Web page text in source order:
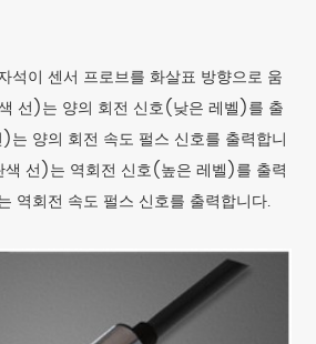
석이 센서 프로브를 화살표 방향으로 움
선)는 양의 회전 신호(낮은 레벨)를 출
양의 회전 속도 펄스 신호를 출력합니
색 선)는 역회전 신호(높은 레벨)를 출력
역회전 속도 펄스 신호를 출력합니다.